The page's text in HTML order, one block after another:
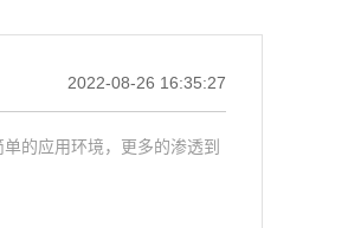
2022-08-26 16:35:27
的应用环境，更多的渗透到